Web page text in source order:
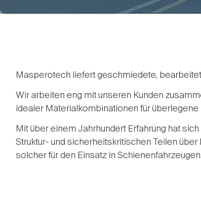
Masperotech liefert geschmiedete,
Wir arbeiten eng mit unseren Kunden
idealer Materialkombinationen für
Mit über einem Jahrhundert Erfahrung hat
Struktur- und sicherheitskritischen Teilen
solcher für den Einsatz in Schienenfahrzeugen.